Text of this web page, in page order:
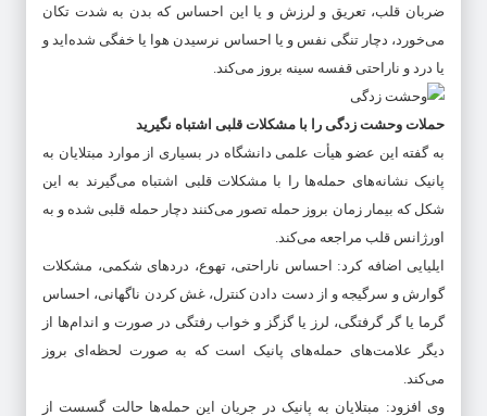
ضربان قلب، تعریق و لرزش و یا این احساس که بدن به شدت تکان
می‌خورد، دچار تنگی نفس و یا احساس نرسیدن هوا یا خفگی شده‌اید و
یا درد و ناراحتی قفسه سینه بروز می‌کند.
حملات وحشت زدگی را با مشکلات قلبی اشتباه نگیرید
به گفته این عضو هیأت علمی دانشگاه در بسیاری از موارد مبتلایان به
پانیک نشانه‌های حمله‌ها را با مشکلات قلبی اشتباه می‌گیرند به این
شکل که بیمار زمان بروز حمله تصور می‌کنند دچار حمله قلبی شده و به
اورژانس قلب مراجعه می‌کند.
ایلیایی اضافه کرد: احساس ناراحتی، تهوع، دردهای شکمی، مشکلات
گوارش و سرگیجه و از دست دادن کنترل، غش کردن ناگهانی، احساس
گرما یا گر گرفتگی، لرز یا گزگز و خواب رفتگی در صورت و اندام‌ها از
دیگر علامت‌های حمله‌های پانیک است که به صورت لحظه‌ای بروز
می‌کند.
وی افزود: مبتلایان به پانیک در جریان این حمله‌ها حالت گسست از